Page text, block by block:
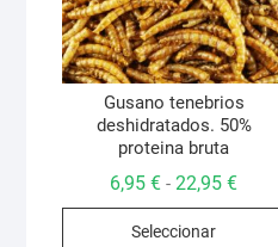
Gusano tenebrios
deshidratados. 50%
proteina bruta
6,95€ - 22,95€Rango
Seleccionar